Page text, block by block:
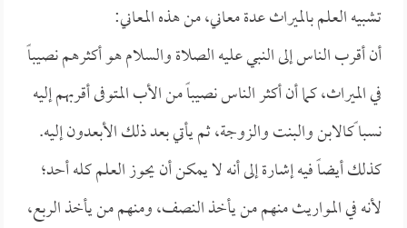
تشبيه العلم بالميراث عدة معاني، من هذه المعاني:
أن أقرب الناس إلى النبي عليه الصلاة والسلام هو أكثرهم نصيباً
في الميراث، كما أن أكثر الناس نصيباً من الأب المتوفى أقربهم إليه
نسبا ًكالابن والبنت والزوجة، ثم يأتي بعد ذلك الأبعدون إليه.
كذلك أيضاً فيه إشارة إلى أنه لا يمكن أن يحوز العلم كله أحد؛
لأنه في المواريث منهم من يأخذ النصف، ومنهم من يأخذ الربع،